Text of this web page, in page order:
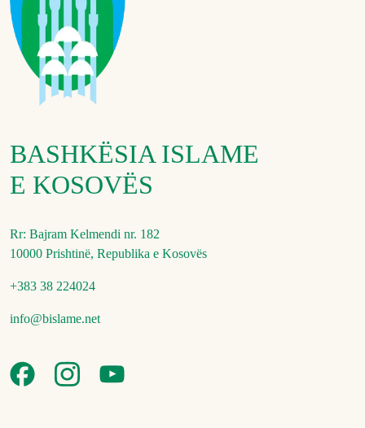
BASHKËSIA ISLAME
E KOSOVËS
Rr: Bajram Kelmendi nr. 182
10000 Prishtinë, Republika e Kosovës
+383 38 224024
info@bislame.net